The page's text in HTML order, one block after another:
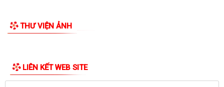
THƯ VIỆN ẢNH